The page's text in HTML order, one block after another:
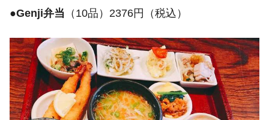
●Genji弁当 （10品）2376円（税込）